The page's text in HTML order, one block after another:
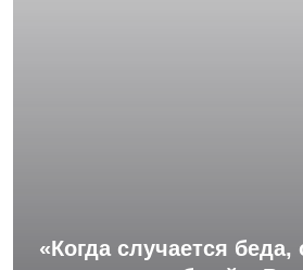
«Когда случается беда,